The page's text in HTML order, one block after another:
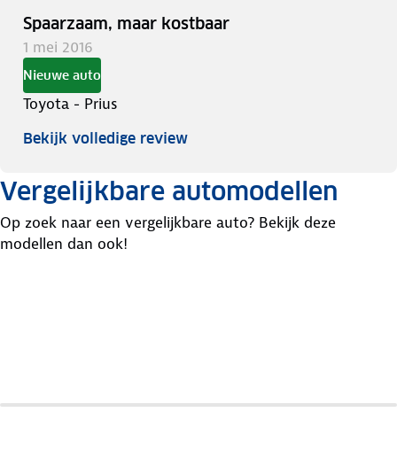
Spaarzaam, maar kostbaar
1 mei 2016
Nieuwe auto
Toyota - Prius
Bekijk volledige review
Vergelijkbare automodellen
Op zoek naar een vergelijkbare auto? Bekijk deze
modellen dan ook!